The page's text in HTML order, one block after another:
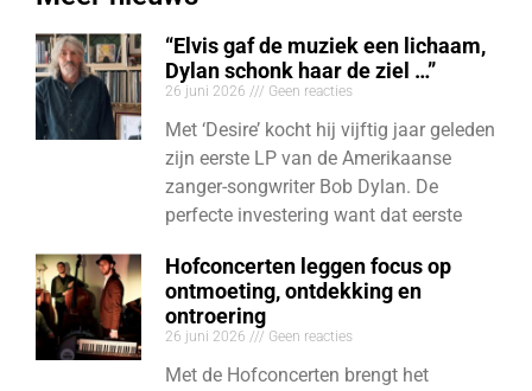
“Elvis gaf de muziek een lichaam,
Dylan schonk haar de ziel …”
26 juni 2026 Geen reacties
Met ‘Desire’ kocht hij vijftig jaar geleden
zijn eerste LP van de Amerikaanse
zanger-songwriter Bob Dylan. De
perfecte investering want dat eerste
Hofconcerten leggen focus op
ontmoeting, ontdekking en
ontroering
26 juni 2026 Geen reacties
Met de Hofconcerten brengt het